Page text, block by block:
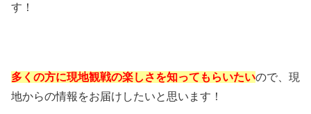
す！
多くの方に現地観戦の楽しさを知ってもらいたいので、現
地からの情報をお届けしたいと思います！